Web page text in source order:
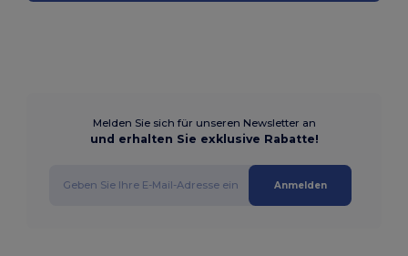
Melden Sie sich für unseren Newsletter an
und erhalten Sie exklusive Rabatte!
Anmelden